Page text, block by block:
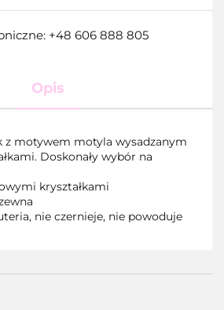
+48 606 888 805
Opis
z motywem motyla wysadzanym
Doskonały wybór na
kryształkami
nie czernieje, nie powoduje